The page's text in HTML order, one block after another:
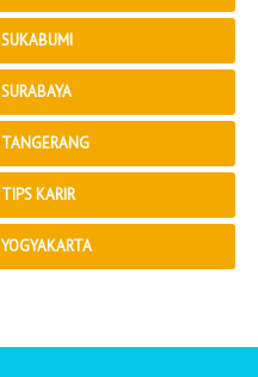
SUKABUMI
SURABAYA
TANGERANG
TIPS KARIR
YOGYAKARTA